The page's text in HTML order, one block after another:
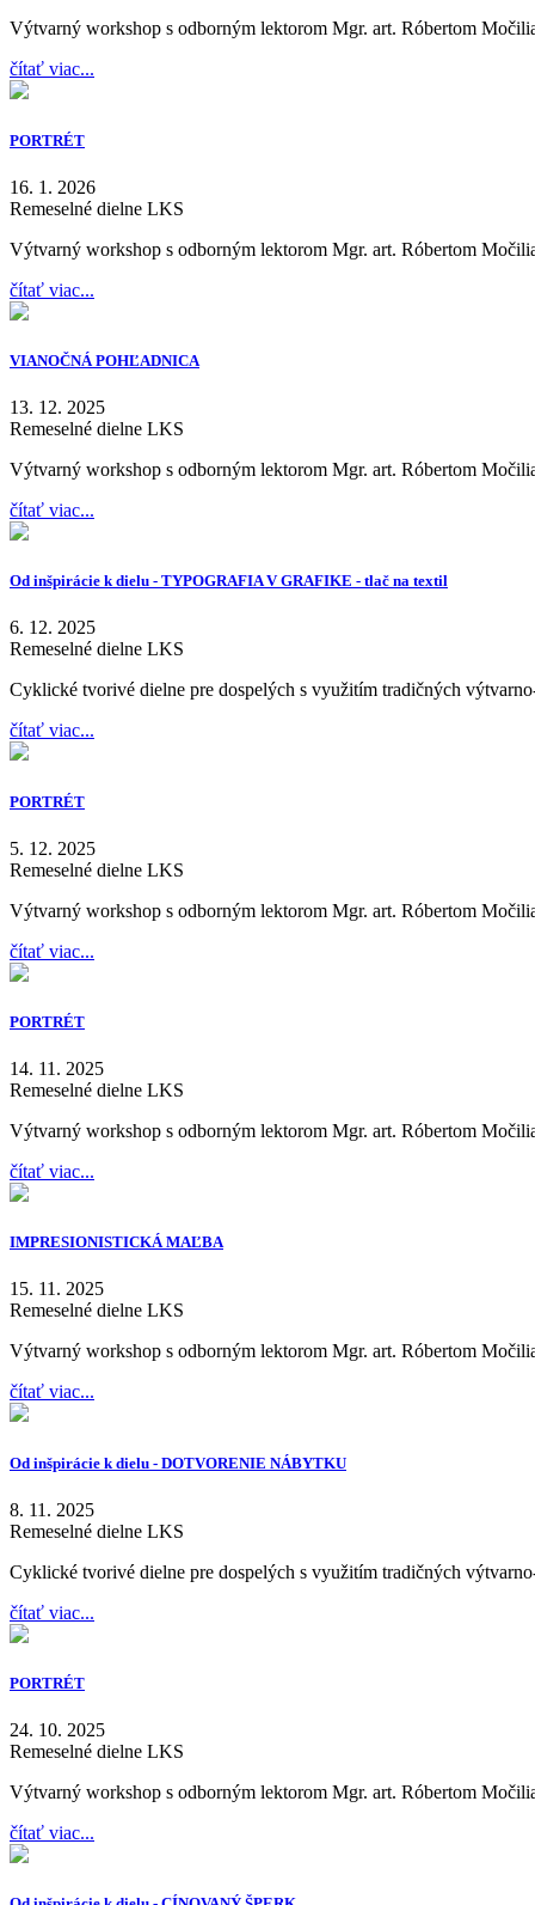
Výtvarný workshop s odborným lektorom Mgr. art. Róbertom
čítať viac...
PORTRÉT
16. 1. 2026
Remeselné dielne LKS
Výtvarný workshop s odborným lektorom Mgr. art. Róbertom
čítať viac...
VIANOČNÁ POHĽADNICA
13. 12. 2025
Remeselné dielne LKS
Výtvarný workshop s odborným lektorom Mgr. art. Róbertom
čítať viac...
Od inšpirácie k dielu - TYPOGRAFIA V GRAFIKE - tlač na textil
6. 12. 2025
Remeselné dielne LKS
Cyklické tvorivé dielne pre dospelých s využitím tradičných
čítať viac...
PORTRÉT
5. 12. 2025
Remeselné dielne LKS
Výtvarný workshop s odborným lektorom Mgr. art. Róbertom
čítať viac...
PORTRÉT
14. 11. 2025
Remeselné dielne LKS
Výtvarný workshop s odborným lektorom Mgr. art. Róbertom
čítať viac...
IMPRESIONISTICKÁ MAĽBA
15. 11. 2025
Remeselné dielne LKS
Výtvarný workshop s odborným lektorom Mgr. art. Róbertom
čítať viac...
Od inšpirácie k dielu - DOTVORENIE NÁBYTKU
8. 11. 2025
Remeselné dielne LKS
Cyklické tvorivé dielne pre dospelých s využitím tradičných
čítať viac...
PORTRÉT
24. 10. 2025
Remeselné dielne LKS
Výtvarný workshop s odborným lektorom Mgr. art. Róbertom
čítať viac...